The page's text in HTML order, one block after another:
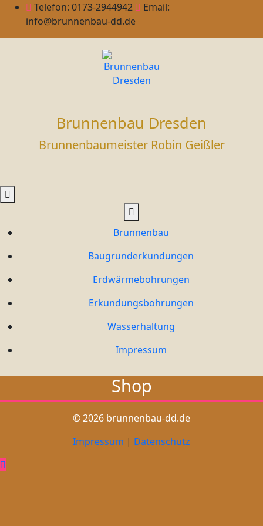
Skip
content
Telefon: 0173-2944942
Email:
info@brunnenbau-dd.de
Brunnenbau Dresden
Brunnenbaumeister Robin Geißler
Menu
Brunnenbau
Baugrunderkundungen
Erdwärmebohrungen
Erkundungsbohrungen
Wasserhaltung
Impressum
Shop
© 2026 brunnenbau-dd.de
Impressum | Datenschutz